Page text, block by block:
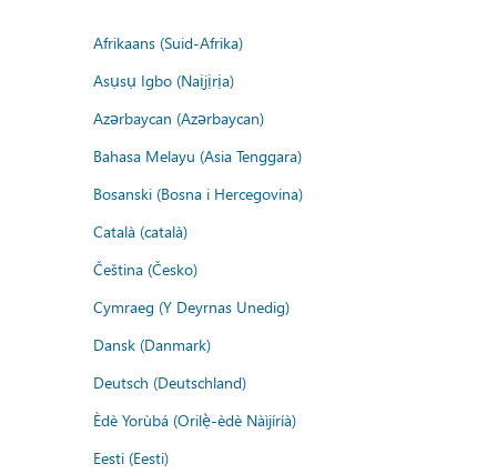
Afrikaans (Suid-Afrika)
Asụsụ Igbo (Naịjịrịa)
Azərbaycan (Azərbaycan)
Bahasa Melayu (Asia Tenggara)
Bosanski (Bosna i Hercegovina)
Català (català)
Čeština (Česko)
Cymraeg (Y Deyrnas Unedig)
Dansk (Danmark)
Deutsch (Deutschland)
Èdè Yorùbá (Orilẹ̀-èdè Nàìjíríà)
Eesti (Eesti)